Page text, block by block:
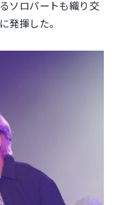
ソロパートも織り交
発揮した。